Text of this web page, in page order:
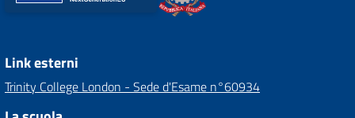
Link esterni
Trinity College London - Sede d'Esame n°60934